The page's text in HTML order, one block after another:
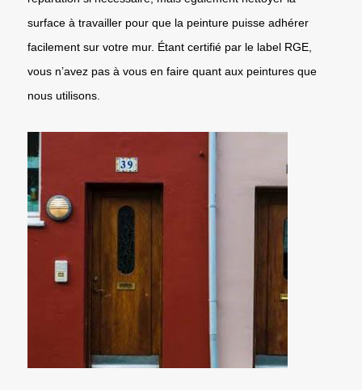
surface à travailler pour que la peinture puisse adhérer
facilement sur votre mur. Étant certifié par le label RGE,
vous n’avez pas à vous en faire quant aux peintures que
nous utilisons.